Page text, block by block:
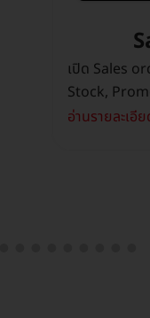
เปิด Sales
Stock,
อ่านรายละเอี